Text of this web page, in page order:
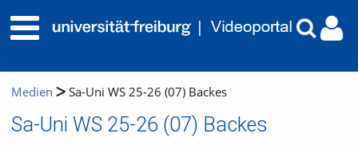
Medien Sa-Uni WS 25-26 (07) Backes
Sa-Uni WS 25-26 (07) Backes